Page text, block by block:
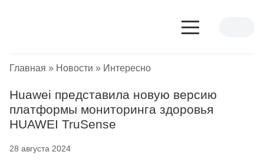
Главная » Новости » Интересно
Huawei представила новую версию
платформы мониторинга здоровья
HUAWEI TruSense
28 августа 2024